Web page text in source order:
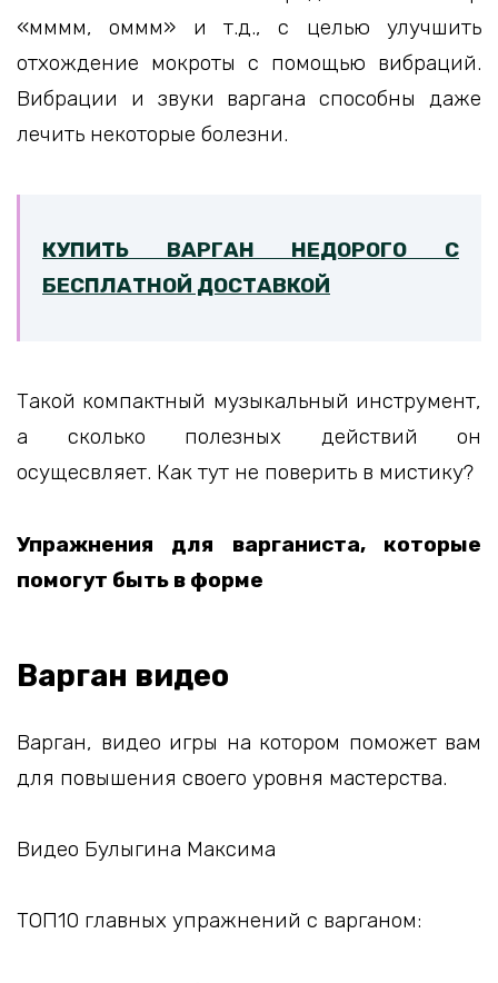
«мммм, оммм» и т.д., с целью улучшить
отхождение мокроты с помощью вибраций.
Вибрации и звуки варгана способны даже
лечить некоторые болезни.
КУПИТЬ ВАРГАН НЕДОРОГО С
БЕСПЛАТНОЙ ДОСТАВКОЙ
Такой компактный музыкальный инструмент,
а сколько полезных действий он
осущесвляет. Как тут не поверить в мистику?
Упражнения для варганиста, которые
помогут быть в форме
Варган видео
Варган, видео игры на котором поможет вам
для повышения своего уровня мастерства.
Видео Булыгина Максима
ТОП10 главных упражнений с варганом: